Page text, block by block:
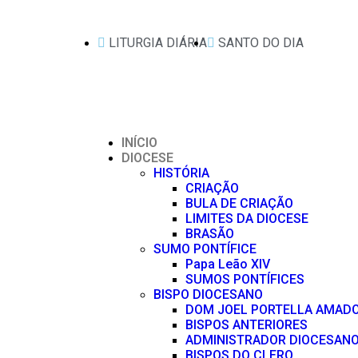
LITURGIA DIÁRIA SANTO DO DIA
INÍCIO
DIOCESE
HISTÓRIA
CRIAÇÃO
BULA DE CRIAÇÃO
LIMITES DA DIOCESE
BRASÃO
SUMO PONTÍFICE
Papa Leão XIV
SUMOS PONTÍFICES
BISPO DIOCESANO
DOM JOEL PORTELLA
BISPOS ANTERIORES
ADMINISTRADOR